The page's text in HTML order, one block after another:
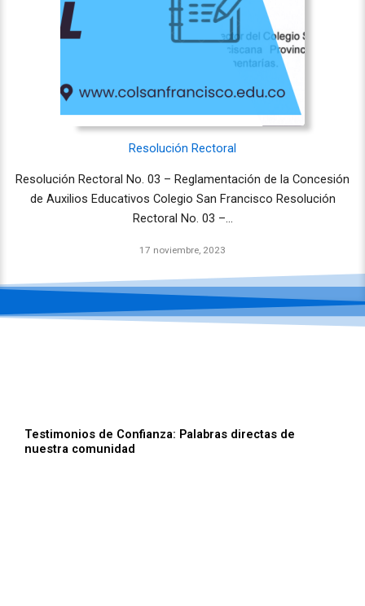
Resolución Rectoral
Resolución Rectoral No. 03 – Reglamentación de la Concesión
de Auxilios Educativos Colegio San Francisco Resolución
Rectoral No. 03 –…
17 noviembre, 2023
Testimonios de Confianza: Palabras directas de
nuestra comunidad